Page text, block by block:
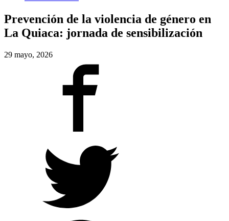
Prevención de la violencia de género en
La Quiaca: jornada de sensibilización
29 mayo, 2026